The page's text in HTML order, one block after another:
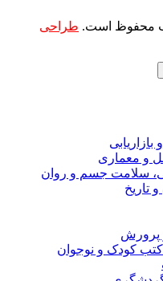
محفوظ است. طراحی
و معماری
سلامت جسم و روان
تاریخ
پرورش
کودک و نوجوان